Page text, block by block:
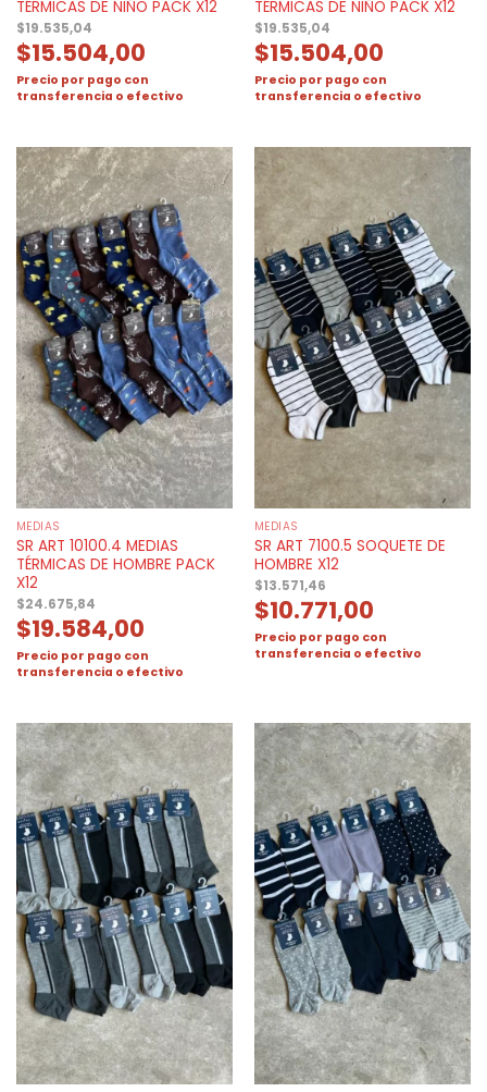
TÉRMICAS DE NIÑO PACK X12
$19.535,04
$15.504,00
Precio por pago con
transferencia o efectivo
TÉRMICAS DE NIÑO PACK X12
$19.535,04
$15.504,00
Precio por pago con
transferencia o efectivo
MEDIAS
SR ART 10100.4 MEDIAS
TÉRMICAS DE HOMBRE PACK
X12
$24.675,84
$19.584,00
Precio por pago con
transferencia o efectivo
MEDIAS
SR ART 7100.5 SOQUETE DE
HOMBRE X12
$13.571,46
$10.771,00
Precio por pago con
transferencia o efectivo